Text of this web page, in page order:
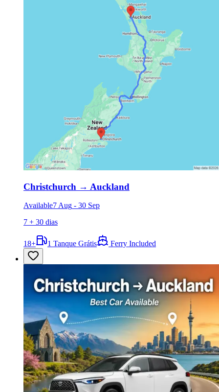
Christchurch → Auckland
Available7 Aug - 30 Sep
7 + 30 dias
18+ 1 Tanque Grátis Ferry Included